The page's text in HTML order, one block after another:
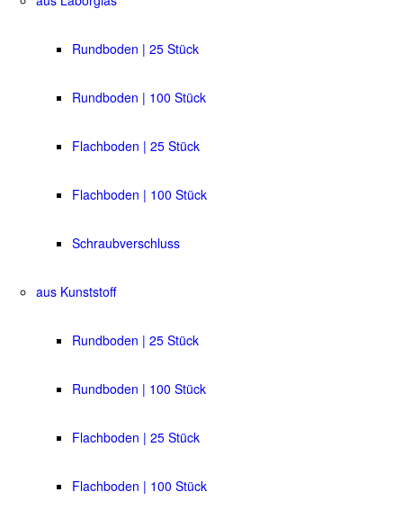
Rundboden | 25 Stück
Rundboden | 100 Stück
Flachboden | 25 Stück
Flachboden | 100 Stück
Schraubverschluss
aus Kunststoff
Rundboden | 25 Stück
Rundboden | 100 Stück
Flachboden | 25 Stück
Flachboden | 100 Stück